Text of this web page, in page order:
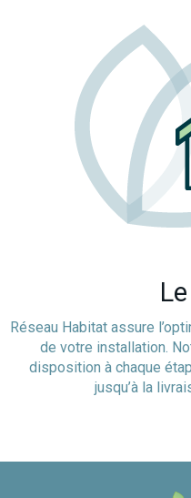
Réseau Habitat assure
de votre installation.
disposition à chaque
jusqu’à la